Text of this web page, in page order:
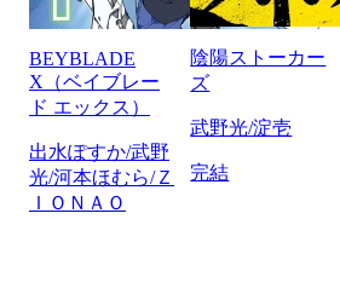
BEYBLADE
X（ベイブレー
ド エックス）
出水ぽすか/武野
光/河本ほむら/Ｚ
ＩＯＮＡＯ
陰陽ストーカー
ズ
武野光/淀壱
完結